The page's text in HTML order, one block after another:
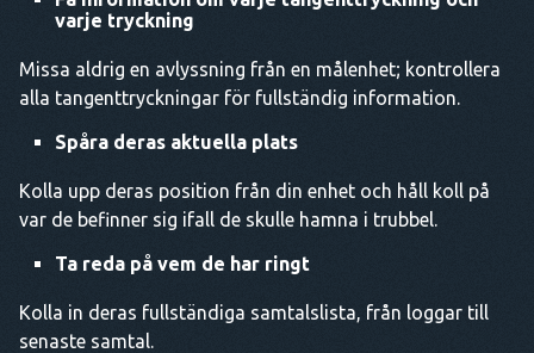
varje tryckning
Missa aldrig en avlyssning från en målenhet; kontrollera
alla tangenttryckningar för fullständig information.
Spåra deras aktuella plats
Kolla upp deras position från din enhet och håll koll på
var de befinner sig ifall de skulle hamna i trubbel.
Ta reda på vem de har ringt
Kolla in deras fullständiga samtalslista, från loggar till
senaste samtal.